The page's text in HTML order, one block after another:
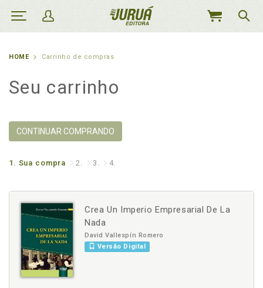
MEU
HOME Carrinho de compras
Seu carrinho
CONTINUAR COMPRANDO
1. Sua compra 2. 3. 4.
Crea Un Imperio Empresarial De La
Nada
David Vallespín Romero
Versão Digital